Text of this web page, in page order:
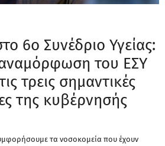
6ο Συνέδριο Υγείας:
του ΕΣΥ
τρεις σημαντικές
της κυβέρνησής
τα νοσοκομεία που έχουν